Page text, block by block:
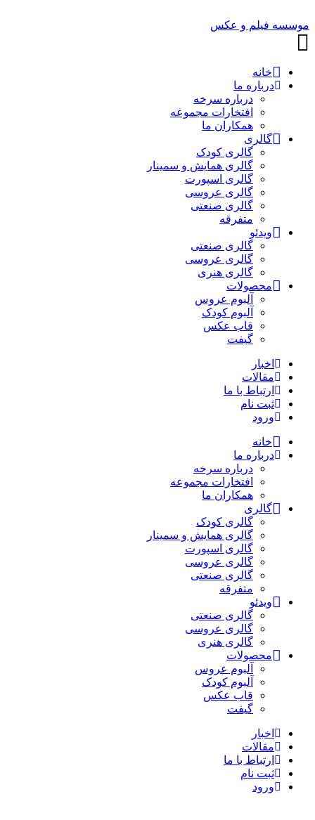
موسسه فیلم و عکس
خانه
درباره ما
درباره سرخه
افتخارات مجموعه
همکاران ما
گالری
گالری کودک
گالری همایش و سمینار
گالری اسپورت
گالری عروسی
گالری صنعتی
متفرقه
ویدئو
گالری صنعتی
گالری عروسی
گالری هنری
محصولات
آلبوم عروس
آلبوم کودک
قاب عکس
گیفت
اخبار
مقالات
ارتباط با ما
ثبت نام
ورود
خانه
درباره ما
درباره سرخه
افتخارات مجموعه
همکاران ما
گالری
گالری کودک
گالری همایش و سمینار
گالری اسپورت
گالری عروسی
گالری صنعتی
متفرقه
ویدئو
گالری صنعتی
گالری عروسی
گالری هنری
محصولات
آلبوم عروس
آلبوم کودک
قاب عکس
گیفت
اخبار
مقالات
ارتباط با ما
ثبت نام
ورود